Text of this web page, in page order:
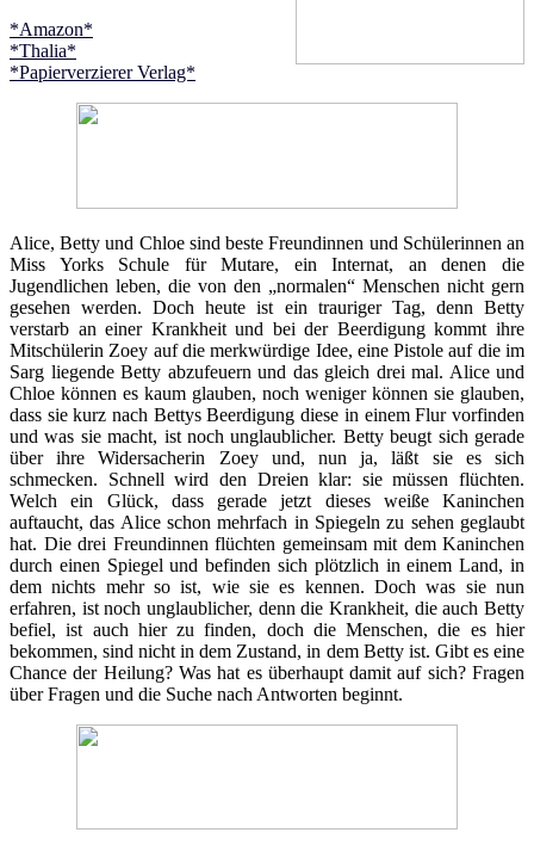
*Amazon*
*Thalia*
*Papierverzierer Verlag*
Alice, Betty und Chloe sind beste Freundinnen und Schülerinnen an
Miss Yorks Schule für Mutare, ein Internat, an denen die
Jugendlichen leben, die von den „normalen“ Menschen nicht gern
gesehen werden. Doch heute ist ein trauriger Tag, denn Betty
verstarb an einer Krankheit und bei der Beerdigung kommt ihre
Mitschülerin Zoey auf die merkwürdige Idee, eine Pistole auf die im
Sarg liegende Betty abzufeuern und das gleich drei mal. Alice und
Chloe können es kaum glauben, noch weniger können sie glauben,
dass sie kurz nach Bettys Beerdigung diese in einem Flur vorfinden
und was sie macht, ist noch unglaublicher. Betty beugt sich gerade
über ihre Widersacherin Zoey und, nun ja, läßt sie es sich
schmecken. Schnell wird den Dreien klar: sie müssen flüchten.
Welch ein Glück, dass gerade jetzt dieses weiße Kaninchen
auftaucht, das Alice schon mehrfach in Spiegeln zu sehen geglaubt
hat. Die drei Freundinnen flüchten gemeinsam mit dem Kaninchen
durch einen Spiegel und befinden sich plötzlich in einem Land, in
dem nichts mehr so ist, wie sie es kennen. Doch was sie nun
erfahren, ist noch unglaublicher, denn die Krankheit, die auch Betty
befiel, ist auch hier zu finden, doch die Menschen, die es hier
bekommen, sind nicht in dem Zustand, in dem Betty ist. Gibt es eine
Chance der Heilung? Was hat es überhaupt damit auf sich? Fragen
über Fragen und die Suche nach Antworten beginnt.